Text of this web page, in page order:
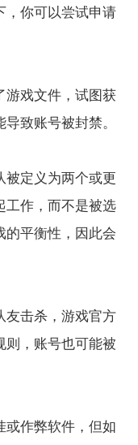
，你可以尝试申请
游戏文件，试图获
致账号被封禁。
被定义为两个或更
工作，而不是被选
的平衡性，因此会
友击杀，游戏官方
则，账号也可能被
或作弊软件，但如